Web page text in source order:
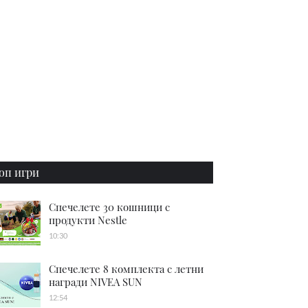
игри
Спечелете 30 кошници с
продукти Nestle
10:30
Спечелете 8 комплекта с летни
награди NIVEA SUN
12:54